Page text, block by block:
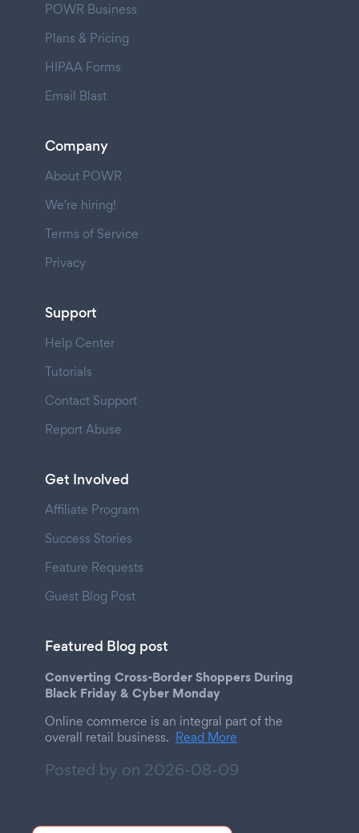
POWR Business
Plans & Pricing
HIPAA Forms
Email Blast
Company
About POWR
We're hiring!
Terms of Service
Privacy
Support
Help Center
Tutorials
Contact Support
Report Abuse
Get Involved
Affiliate Program
Success Stories
Feature Requests
Guest Blog Post
Featured Blog post
Converting Cross-Border Shoppers During
Black Friday & Cyber Monday
Online commerce is an integral part of the
overall retail business. Read More
Posted by on 2026-08-09